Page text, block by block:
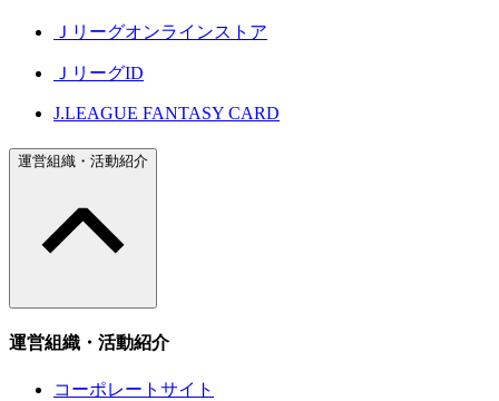
Ｊリーグオンラインストア
ＪリーグID
J.LEAGUE FANTASY CARD
運営組織・活動紹介
運営組織・活動紹介
コーポレートサイト